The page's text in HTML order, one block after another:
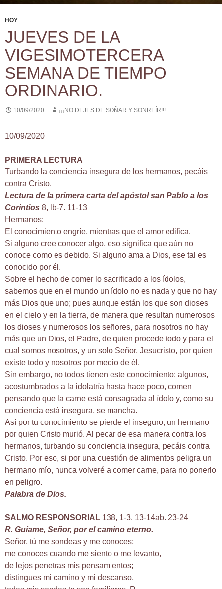
HOY
JUEVES DE LA
VIGESIMOTERCERA
SEMANA DE TIEMPO
ORDINARIO.
10/09/2020 ¡¡¡NO DEJES DE SOÑAR Y SONREÍR!!!
10/09/2020
PRIMERA LECTURA
Turbando la conciencia insegura de los hermanos, pecáis
contra Cristo.
Lectura de la primera carta del apóstol san Pablo a los
Corintios 8, lb-7. 11-13
Hermanos:
El conocimiento engríe, mientras que el amor edifica.
Si alguno cree conocer algo, eso significa que aún no
conoce como es debido. Si alguno ama a Dios, ese tal es
conocido por él.
Sobre el hecho de comer lo sacrificado a los ídolos,
sabemos que en el mundo un ídolo no es nada y que no hay
más Dios que uno; pues aunque están los que son dioses
en el cielo y en la tierra, de manera que resultan numerosos
los dioses y numerosos los señores, para nosotros no hay
más que un Dios, el Padre, de quien procede todo y para el
cual somos nosotros, y un solo Señor, Jesucristo, por quien
existe todo y nosotros por medio de él.
Sin embargo, no todos tienen este conocimiento: algunos,
acostumbrados a la idolatría hasta hace poco, comen
pensando que la carne está consagrada al ídolo y, como su
conciencia está insegura, se mancha.
Así por tu conocimiento se pierde el inseguro, un hermano
por quien Cristo murió. Al pecar de esa manera contra los
hermanos, turbando su conciencia insegura, pecáis contra
Cristo. Por eso, si por una cuestión de alimentos peligra un
hermano mío, nunca volveré a comer carne, para no ponerlo
en peligro.
Palabra de Dios.
SALMO RESPONSORIAL 138, 1-3. 13-14ab. 23-24
R. Guíame, Señor, por el camino eterno.
Señor, tú me sondeas y me conoces;
me conoces cuando me siento o me levanto,
de lejos penetras mis pensamientos;
distingues mi camino y mi descanso,